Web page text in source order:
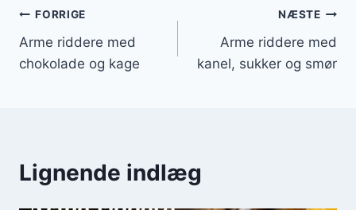
Indlægsnavigation
FORRIGE
Arme riddere med
chokolade og kage
NÆSTE
Arme riddere med
kanel, sukker og smør
Lignende indlæg